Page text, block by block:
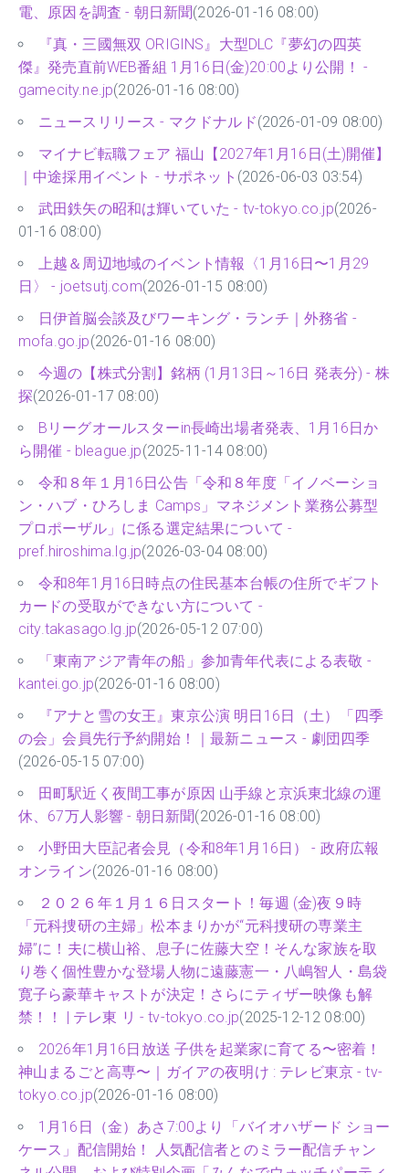
電、原因を調査 - 朝日新聞(2026-01-16 08:00)
『真・三國無双 ORIGINS』大型DLC『夢幻の四英
傑』発売直前WEB番組 1月16日(金)20:00より公開！ -
gamecity.ne.jp(2026-01-16 08:00)
ニュースリリース - マクドナルド(2026-01-09 08:00)
マイナビ転職フェア 福山【2027年1月16日(土)開催】
｜中途採用イベント - サポネット (2026-06-03 03:54)
武田鉄矢の昭和は輝いていた - tv-tokyo.co.jp(2026-
01-16 08:00)
上越＆周辺地域のイベント情報〈1月16日〜1月29
日〉 - joetsutj.com(2026-01-15 08:00)
日伊首脳会談及びワーキング・ランチ｜外務省 -
mofa.go.jp(2026-01-16 08:00)
今週の【株式分割】銘柄 (1月13日～16日 発表分) - 株
探(2026-01-17 08:00)
Bリーグオールスターin長崎出場者発表、1月16日か
ら開催 - bleague.jp(2025-11-14 08:00)
令和８年１月16日公告「令和８年度「イノベーショ
ン・ハブ・ひろしま Camps」マネジメント業務公募型
プロポーザル」に係る選定結果について -
pref.hiroshima.lg.jp(2026-03-04 08:00)
令和8年1月16日時点の住民基本台帳の住所でギフト
カードの受取ができない方について -
city.takasago.lg.jp(2026-05-12 07:00)
「東南アジア青年の船」参加青年代表による表敬 -
kantei.go.jp(2026-01-16 08:00)
『アナと雪の女王』東京公演 明日16日（土）「四季
の会」会員先行予約開始！｜最新ニュース - 劇団四季
(2026-05-15 07:00)
田町駅近く夜間工事が原因 山手線と京浜東北線の運
休、67万人影響 - 朝日新聞(2026-01-16 08:00)
小野田大臣記者会見（令和8年1月16日） - 政府広報
オンライン(2026-01-16 08:00)
２０２６年１月１６日スタート！毎週 (金)夜９時
「元科捜研の主婦」松本まりかが“元科捜研の専業主
婦”に！夫に横山裕、息子に佐藤大空！そんな家族を取
り巻く個性豊かな登場人物に遠藤憲一・八嶋智人・島袋
寛子ら豪華キャストが決定！さらにティザー映像も解
禁！！ | テレ東 リ - tv-tokyo.co.jp(2025-12-12 08:00)
2026年1月16日放送 子供を起業家に育てる〜密着！
神山まるごと高専〜｜ガイアの夜明け : テレビ東京 - tv-
tokyo.co.jp(2026-01-16 08:00)
1月16日（金）あさ7:00より「バイオハザード ショー
ケース」配信開始！ 人気配信者とのミラー配信チャン